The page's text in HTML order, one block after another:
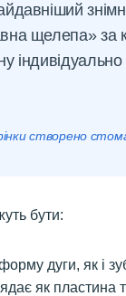
щелепа» за
створено
бути:
дуги, як і
як пластина